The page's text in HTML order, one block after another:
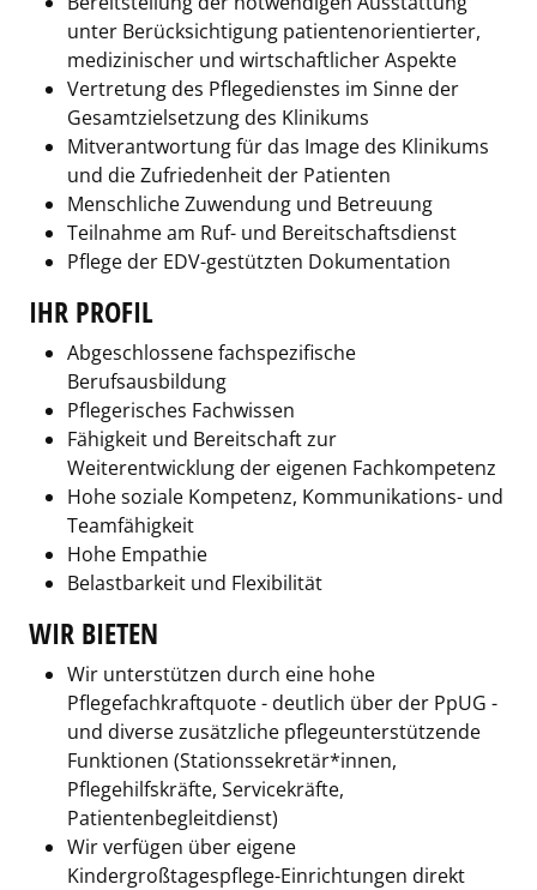
unter Berücksichtigung patientenorientierter,
medizinischer und wirtschaftlicher Aspekte
Vertretung des Pflegedienstes im Sinne der
Gesamtzielsetzung des Klinikums
Mitverantwortung für das Image des Klinikums
und die Zufriedenheit der Patienten
Menschliche Zuwendung und Betreuung
Teilnahme am Ruf- und Bereitschaftsdienst
Pflege der EDV-gestützten Dokumentation
IHR PROFIL
Abgeschlossene fachspezifische
Berufsausbildung
Pflegerisches Fachwissen
Fähigkeit und Bereitschaft zur
Weiterentwicklung der eigenen Fachkompetenz
Hohe soziale Kompetenz, Kommunikations- und
Teamfähigkeit
Hohe Empathie
Belastbarkeit und Flexibilität
WIR BIETEN
Wir unterstützen durch eine hohe
Pflegefachkraftquote - deutlich über der PpUG -
und diverse zusätzliche pflegeunterstützende
Funktionen (Stationssekretär*innen,
Pflegehilfskräfte, Servicekräfte,
Patientenbegleitdienst)
Wir verfügen über eigene
Kindergroßtagespflege-Einrichtungen direkt